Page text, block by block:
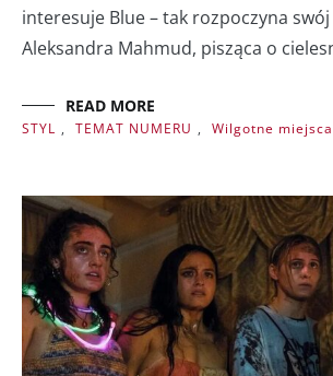
interesuje Blue – tak rozpoczyna
Aleksandra Mahmud, pisząca o
READ MORE
STYL , TEMAT NUMERU , Wilgotne miejsca